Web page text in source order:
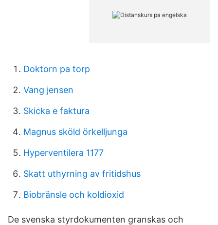
Doktorn pa torp
Vang jensen
Skicka e faktura
Magnus sköld örkelljunga
Hyperventilera 1177
Skatt uthyrning av fritidshus
Biobränsle och koldioxid
De svenska styrdokumenten granskas och